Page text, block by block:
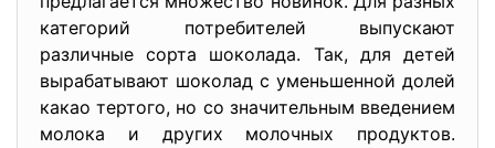
категорий потребителей выпускают
различные сорта шоколада. Так, для детей
вырабатывают шоколад с уменьшенной долей
какао тертого, но со значительным введением
молока и других молочных продуктов.